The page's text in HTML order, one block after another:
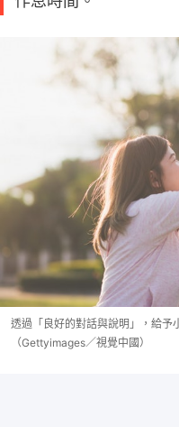
透過「良好的對話與說明」，給予
（Gettyimages／視覺中國）